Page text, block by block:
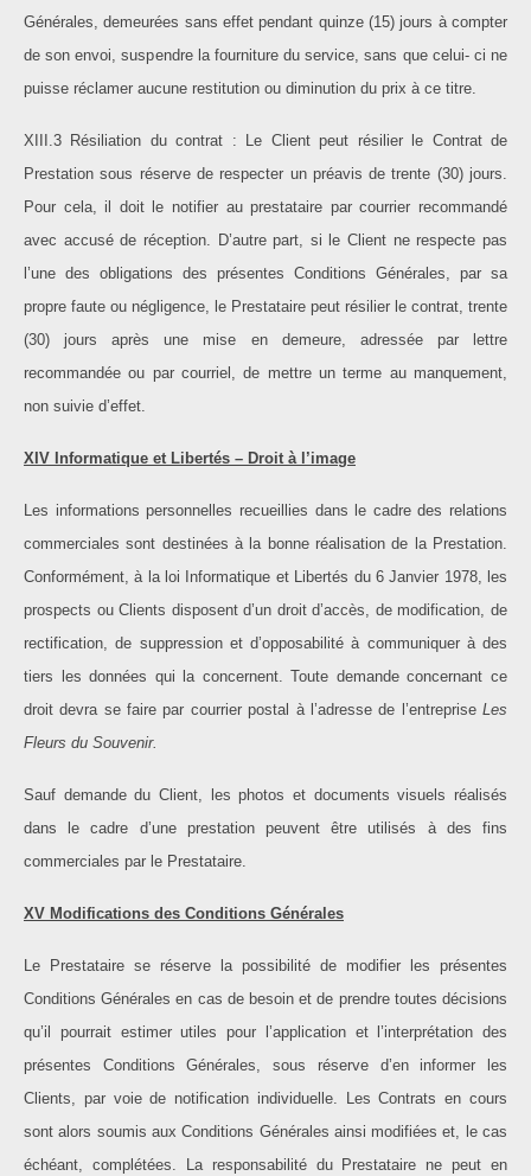
Générales, demeurées sans effet pendant quinze (15) jours à compter
de son envoi, suspendre la fourniture du service, sans que celui- ci ne
puisse réclamer aucune restitution ou diminution du prix à ce titre.
XIII.3 Résiliation du contrat : Le Client peut résilier le Contrat de
Prestation sous réserve de respecter un préavis de trente (30) jours.
Pour cela, il doit le notifier au prestataire par courrier recommandé
avec accusé de réception. D’autre part, si le Client ne respecte pas
l’une des obligations des présentes Conditions Générales, par sa
propre faute ou négligence, le Prestataire peut résilier le contrat, trente
(30) jours après une mise en demeure, adressée par lettre
recommandée ou par courriel, de mettre un terme au manquement,
non suivie d’effet.
XIV Informatique et Libertés – Droit à l’image
Les informations personnelles recueillies dans le cadre des relations
commerciales sont destinées à la bonne réalisation de la Prestation.
Conformément, à la loi Informatique et Libertés du 6 Janvier 1978, les
prospects ou Clients disposent d’un droit d’accès, de modification, de
rectification, de suppression et d’opposabilité à communiquer à des
tiers les données qui la concernent. Toute demande concernant ce
droit devra se faire par courrier postal à l’adresse de l’entrepriseLes
Fleurs du Souvenir.
Sauf demande du Client, les photos et documents visuels réalisés
dans le cadre d’une prestation peuvent être utilisés à des fins
commerciales par le Prestataire.
XV Modifications des Conditions Générales
Le Prestataire se réserve la possibilité de modifier les présentes
Conditions Générales en cas de besoin et de prendre toutes décisions
qu’il pourrait estimer utiles pour l’application et l’interprétation des
présentes Conditions Générales, sous réserve d’en informer les
Clients, par voie de notification individuelle. Les Contrats en cours
sont alors soumis aux Conditions Générales ainsi modifiées et, le cas
échéant, complétées. La responsabilité du Prestataire ne peut en